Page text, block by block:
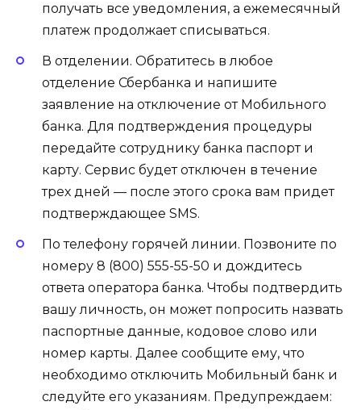
получать все уведомления, а ежемесячный
платеж продолжает списываться.
В отделении. Обратитесь в любое
отделение Сбербанка и напишите
заявление на отключение от Мобильного
банка. Для подтверждения процедуры
передайте сотруднику банка паспорт и
карту. Сервис будет отключен в течение
трех дней — после этого срока вам придет
подтверждающее SMS.
По телефону горячей линии. Позвоните по
номеру 8 (800) 555-55-50 и дождитесь
ответа оператора банка. Чтобы подтвердить
вашу личность, он может попросить назвать
паспортные данные, кодовое слово или
номер карты. Далее сообщите ему, что
необходимо отключить Мобильный банк и
следуйте его указаниям. Предупреждаем: